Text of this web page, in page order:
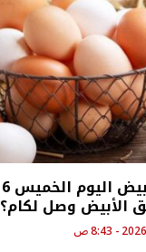
الأبيض وصل لكام؟